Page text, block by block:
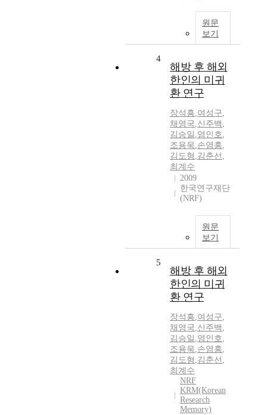
원문
보기
4
해방 후 해외
한인의 미귀
환 연구
장석흥,여성구,
채영국,신주백 ,
김승일 ,염인호,
조용욱,손염홍,
김도형 ,김춘선 ,
최계수
2009
한국연구재단
(NRF)
원문
보기
5
해방 후 해외
한인의 미귀
환 연구
장석흥,여성구,
채영국,신주백 ,
김승일 ,염인호,
조용욱,손염홍,
김도형 ,김춘선 ,
최계수
NRF
KRM(Korean
Research
Memory)